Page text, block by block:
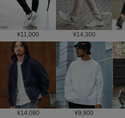
¥11,000 ¥14,300
¥14,080 ¥9,900